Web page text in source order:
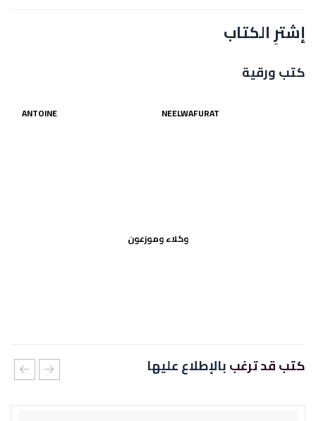
إشترِ الكتاب
كتب ورقية
NEELWAFURAT
ANTOINE
وكلاء وموزعون
كتب قد ترغببالإطلاع عليها